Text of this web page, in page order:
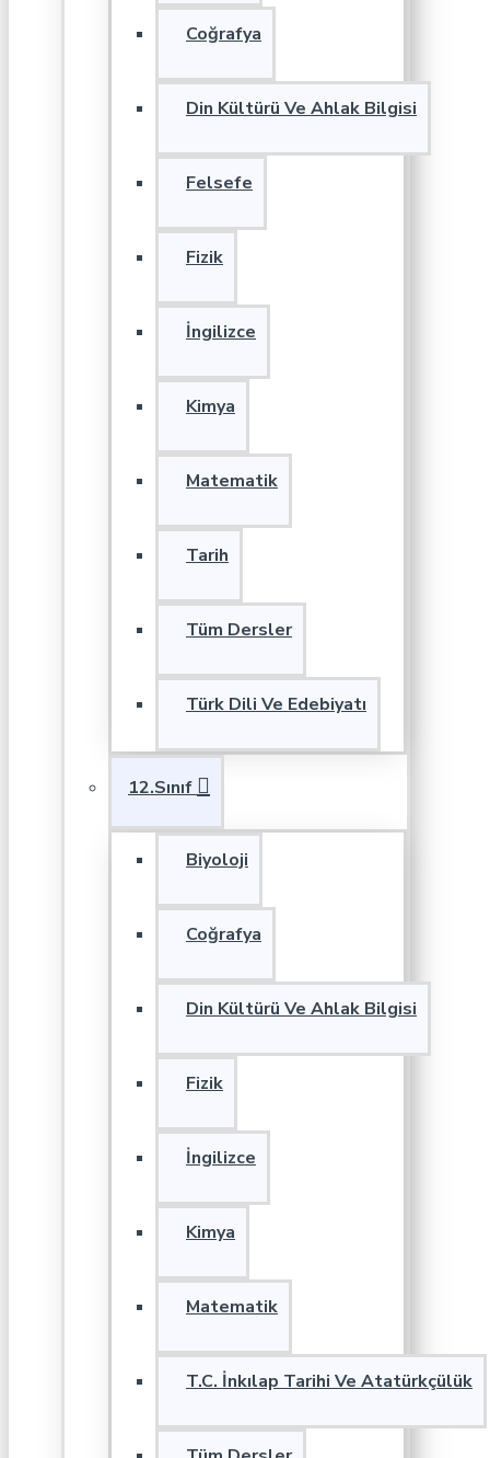
Coğrafya
Din Kültürü Ve Ahlak Bilgisi
Felsefe
Fizik
İngilizce
Kimya
Matematik
Tarih
Tüm Dersler
Türk Dili Ve Edebiyatı
12.Sınıf
Biyoloji
Coğrafya
Din Kültürü Ve Ahlak Bilgisi
Fizik
İngilizce
Kimya
Matematik
T.C. İnkılap Tarihi Ve Atatürkçülük